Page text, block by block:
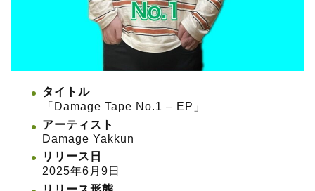
タイトル
「Damage Tape No.1 – EP」
アーティスト
Damage Yakkun
リリース日
2025年6月9日